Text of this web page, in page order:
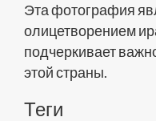
Эта фотография
олицетворением
подчеркивает
этой страны.
Теги